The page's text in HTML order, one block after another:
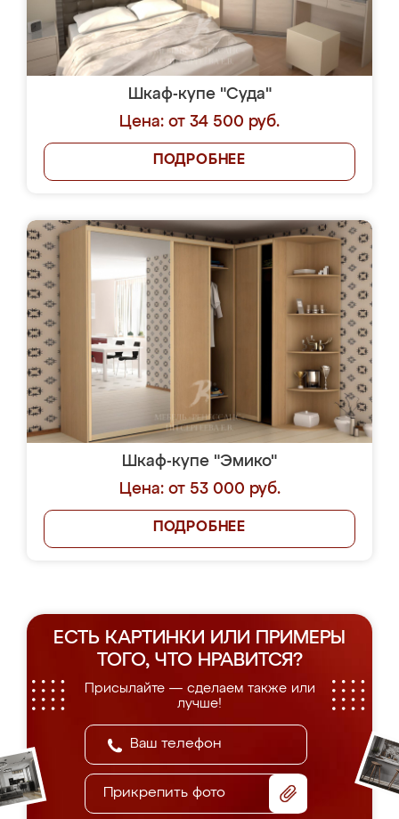
Шкаф-купе "Суда"
Цена: от 34 500 руб.
ПОДРОБНЕЕ
Шкаф-купе "Эмико"
Цена: от 53 000 руб.
ПОДРОБНЕЕ
ЕСТЬ КАРТИНКИ ИЛИ ПРИМЕРЫ
ТОГО, ЧТО НРАВИТСЯ?
Присылайте — сделаем также или
лучше!
Прикрепить фото